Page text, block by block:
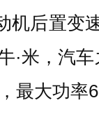
机后置变
·米，汽
最大功率